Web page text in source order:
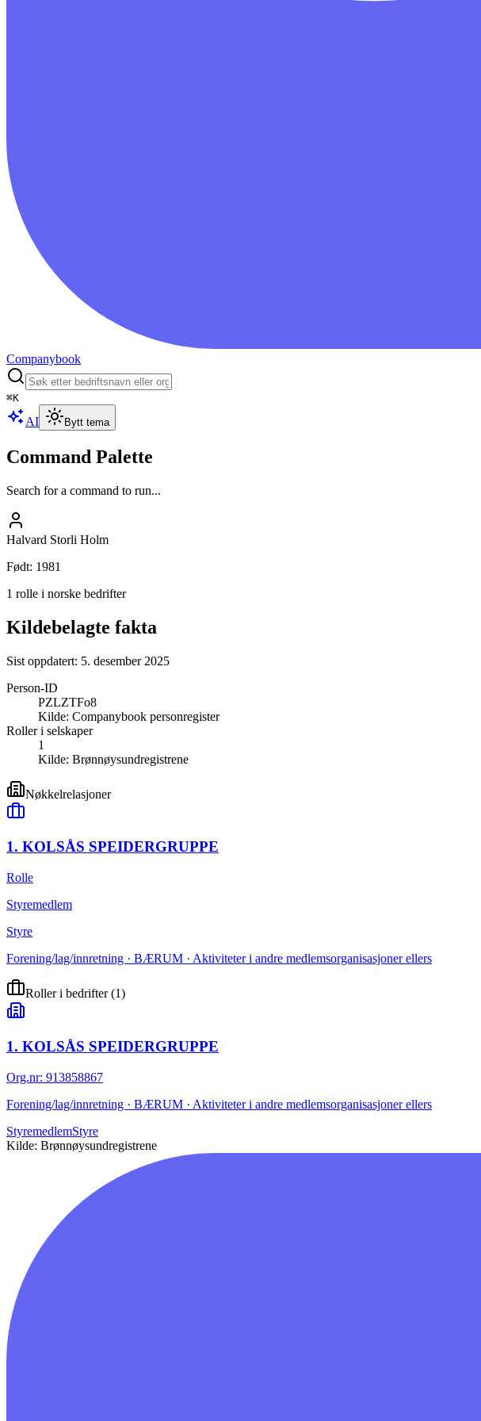
Companybook
⌘K
AI Bytt tema
Command Palette
Search for a command to run...
Halvard Storli Holm
Født: 1981
1 rolle i norske bedrifter
Kildebelagte fakta
Sist oppdatert: 5. desember 2025
Person-ID
PZLZTFo8
Kilde: Companybook personregister
Roller i selskaper
1
Kilde: Brønnøysundregistrene
Nøkkelrelasjoner
1. KOLSÅS SPEIDERGRUPPE
Rolle
Styremedlem
Styre
Forening/lag/innretning · BÆRUM · Aktiviteter i andre medlemsorganisasjoner ellers
Roller i bedrifter(1)
1. KOLSÅS SPEIDERGRUPPE
Org.nr: 913858867
Forening/lag/innretning · BÆRUM · Aktiviteter i andre medlemsorganisasjoner ellers
StyremedlemStyre
Kilde: Brønnøysundregistrene